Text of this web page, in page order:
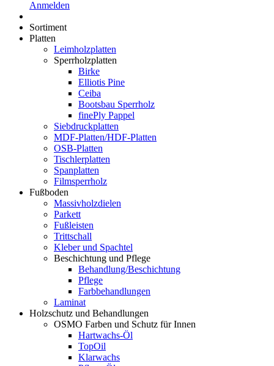
Anmelden
Sortiment
Platten
Leimholzplatten
Sperrholzplatten
Birke
Elliotis Pine
Ceiba
Bootsbau Sperrholz
finePly Pappel
Siebdruckplatten
MDF-Platten/HDF-Platten
OSB-Platten
Tischlerplatten
Spanplatten
Filmsperrholz
Fußboden
Massivholzdielen
Parkett
Fußleisten
Trittschall
Kleber und Spachtel
Beschichtung und Pflege
Behandlung/Beschichtung
Pflege
Farbbehandlungen
Laminat
Holzschutz und Behandlungen
OSMO Farben und Schutz für Innen
Hartwachs-Öl
TopOil
Klarwachs